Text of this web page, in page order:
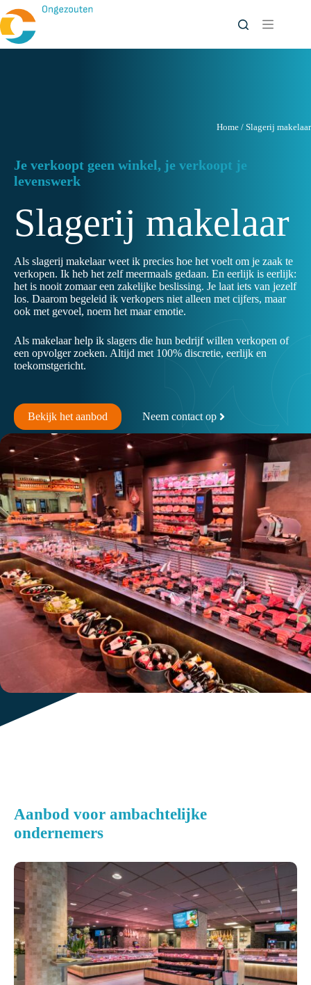
naar
de
inhoud
Home / Slagerij makelaar
Je verkoopt geen winkel, je verkoopt je
levenswerk
Slagerij makelaar
Als slagerij makelaar weet ik precies hoe het voelt om je zaak te
verkopen. Ik heb het zelf meermaals gedaan. En eerlijk is eerlijk:
het is nooit zomaar een zakelijke beslissing. Je laat iets van jezelf
los. Daarom begeleid ik verkopers niet alleen met cijfers, maar
ook met gevoel, noem het maar emotie.
Als makelaar help ik slagers die hun bedrijf willen verkopen of
een opvolger zoeken. Altijd met 100% discretie, eerlijk en
toekomstgericht.
Bekijk het aanbod Neem contact op
Aanbod voor ambachtelijke
ondernemers